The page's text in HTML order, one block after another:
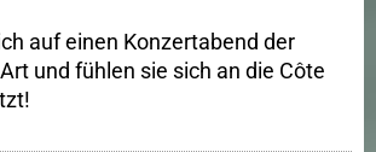
auf einen Konzertabend der
und fühlen sie sich an die Côte